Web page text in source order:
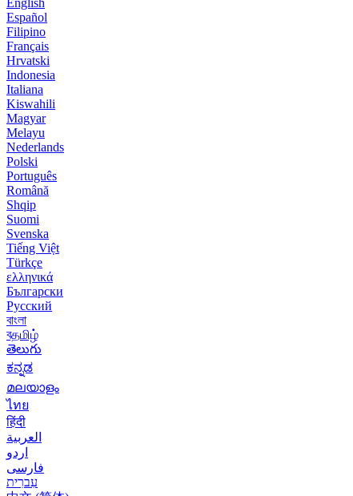
Español
Filipino
Français
Hrvatski
Indonesia
Italiana
Kiswahili
Magyar
Melayu
Nederlands
Polski
Português
Română
Shqip
Suomi
Svenska
Tiếng Việt
Türkçe
ελληνικά
Български
Русский
বাংলা
বதமிழ்
తెలుగు
ಕನ್ನಡ
മലയാളം
ไทย
हिंदी
العربية
اردو
فارسی
עִברִית